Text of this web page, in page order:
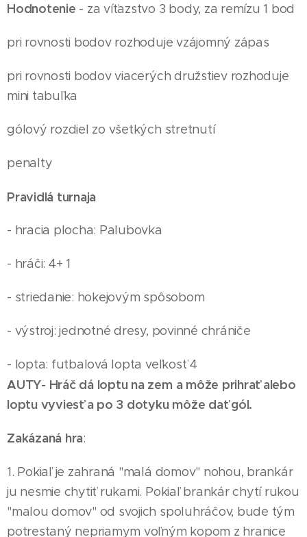
Hodnotenie - za víťazstvo 3 body, za remízu 1 bod
pri rovnosti bodov rozhoduje vzájomný zápas
pri rovnosti bodov viacerých družstiev rozhoduje
mini tabuľka
gólový rozdiel zo všetkých stretnutí
penalty
Pravidlá turnaja
- hracia plocha: Palubovka
- hráči: 4+ 1
- striedanie: hokejovým spôsobom
- výstroj: jednotné dresy, povinné chrániče
- lopta: futbalová lopta veľkosť 4
AUTY- Hráč dá loptu na zem a môže prihrať alebo
loptu vyviesť a po 3 dotyku môže dať gól.
Zakázaná hra:
1. Pokiaľ je zahraná "malá domov" nohou, brankár
ju nesmie chytiť rukami. Pokiaľ brankár chytí rukou
"malou domov" od svojich spoluhráčov, bude tým
potrestaný nepriamym voľným kopom z hranice